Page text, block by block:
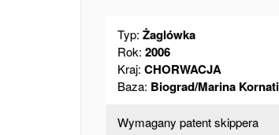
Typ: Żaglówka
Rok: 2006
Kraj: CHORWACJA
Baza: Biograd/Marina Kornati
Wymagany patent skippera